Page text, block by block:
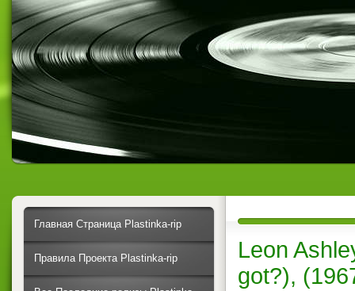
Leon
got?),
Главная Страница Plastinka-rip
Правила Проекта Plastinka-rip